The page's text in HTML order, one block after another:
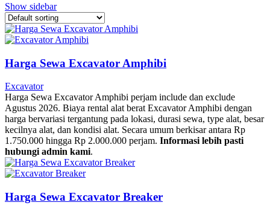
Show sidebar
Harga Sewa Excavator Amphibi
Excavator
Harga Sewa Excavator Amphibi perjam include dan exclude
Agustus 2026. Biaya rental alat berat Excavator Amphibi dengan
harga bervariasi tergantung pada lokasi, durasi sewa, type alat, besar
kecilnya alat, dan kondisi alat. Secara umum berkisar antara Rp
1.750.000 hingga Rp 2.000.000 perjam. Informasi lebih pasti
hubungi admin kami.
Harga Sewa Excavator Breaker